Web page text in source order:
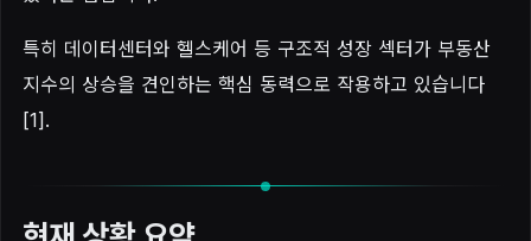
특히 데이터센터와 헬스케어 등 구조적 성장 섹터가 부동산
지수의 상승을 견인하는 핵심 동력으로 작용하고 있습니다
[1].